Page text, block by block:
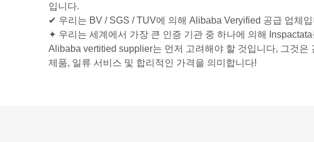
입니다.
✔ 우리는 BV / SGS / TUV에 의해 Alibaba Veryified 공급 업체
✦ 우리는 세계에서 가장 큰 인증 기관 중 하나에 의해
Alibaba vertitied supplier는 먼저 고려해야 할 것입니다, 그것은
제품, 일류 서비스 및 합리적인 가격을 의미합니다!